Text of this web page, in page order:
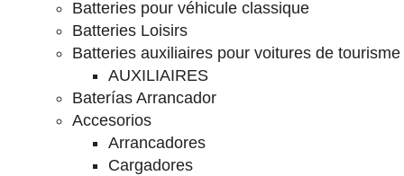
Batteries pour véhicule classique
Batteries Loisirs
Batteries auxiliaires pour voitures de tourisme
AUXILIAIRES
Baterías Arrancador
Accesorios
Arrancadores
Cargadores